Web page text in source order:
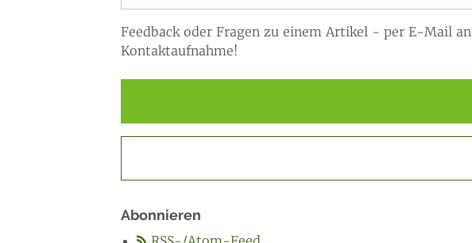
Feedback oder Fragen zu einem Artikel - per E-Mail an
Kontaktaufnahme!
Abonnieren